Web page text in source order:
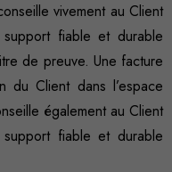
vivement au Client
support fiable et durable
de preuve. Une facture
du Client dans l’espace
également au Client
support fiable et durable